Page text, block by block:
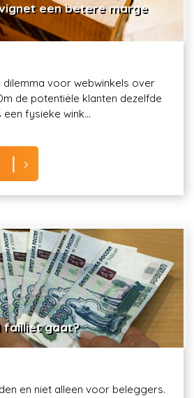
een betere marge
dilemma voor webwinkels over
de potentiële klanten dezelfde
fysieke wink...
failliet gaat?
en niet alleen voor beleggers.